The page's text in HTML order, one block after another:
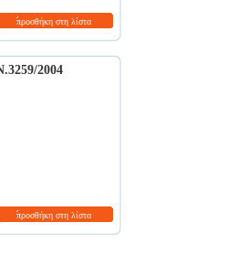
προσθήκη στη λίστα
2004
προσθήκη στη λίστα